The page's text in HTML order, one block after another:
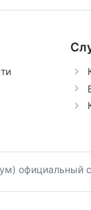
официальный